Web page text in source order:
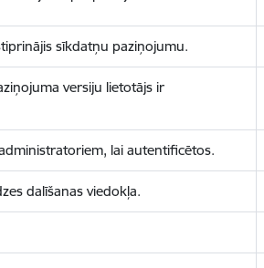
sīkdatņu paziņojumu.
versiju lietotājs ir
lai autentificētos.
dalīšanas viedokļa.